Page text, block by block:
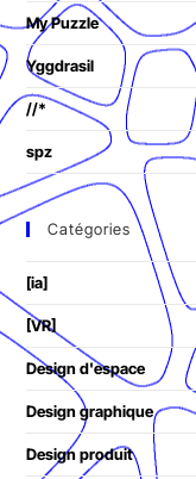
My Puzzle
Yggdrasil
//*
spz
Catégories
[ia]
[VR]
Design d'espace
Design graphique
Design produit